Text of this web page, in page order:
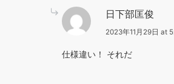
日下部匡俊
2023年11月29日 at
仕様違い！ それだ